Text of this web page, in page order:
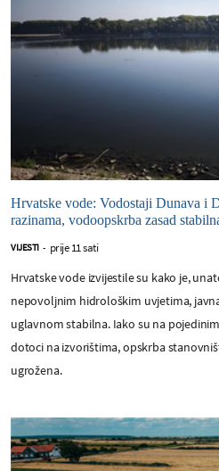
Hrvatske vode: Vodostaji Dunava i
razinama, vodoopskrba zasad
VIJESTI - prije 11 sati
Hrvatske vode izvijestile su kako je,
nepovoljnim hidrološkim uvjetima,
uglavnom stabilna. Iako su na
dotoci na izvorištima, opskrba
ugrožena.